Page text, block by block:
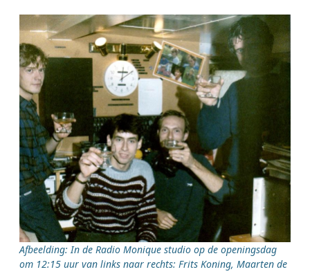
Afbeelding: In de Radio Monique studio op de openingsdag
om 12:15 uur van links naar rechts: Frits Koning, Maarten de